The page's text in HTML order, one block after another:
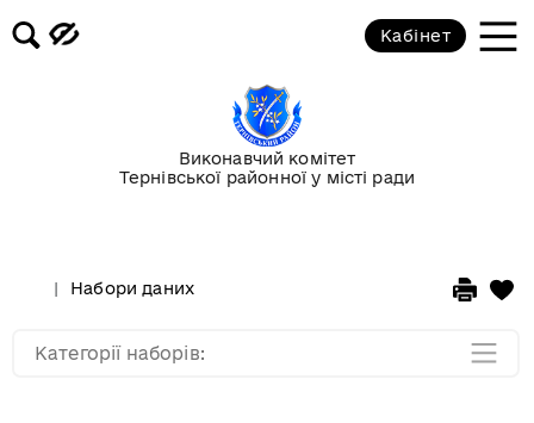
Виконавчий комітет
Тернівської районної у місті ради
Кабінет
Набори даних
Категорії наборів: